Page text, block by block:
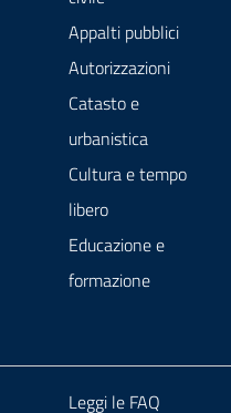
Appalti pubblici
Autorizzazioni
Catasto e
urbanistica
Cultura e tempo
libero
Educazione e
formazione
Leggi le FAQ